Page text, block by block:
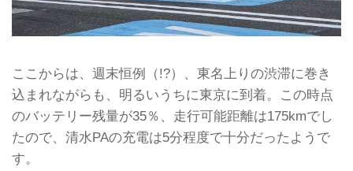
ここからは、週末恒例（!?）、東名上りの渋滞に巻き
込まれながらも、明るいうちに東京に到着。この時点
のバッテリー残量が35％、走行可能距離は175kmでし
たので、清水PAの充電は5分程度で十分だったようで
す。